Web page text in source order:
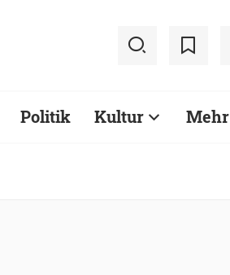
Politik Kultur Mehr